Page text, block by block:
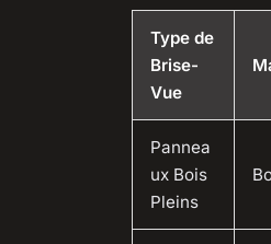
Type de
Brise-
Vue
Pannea
ux Bois
Pleins